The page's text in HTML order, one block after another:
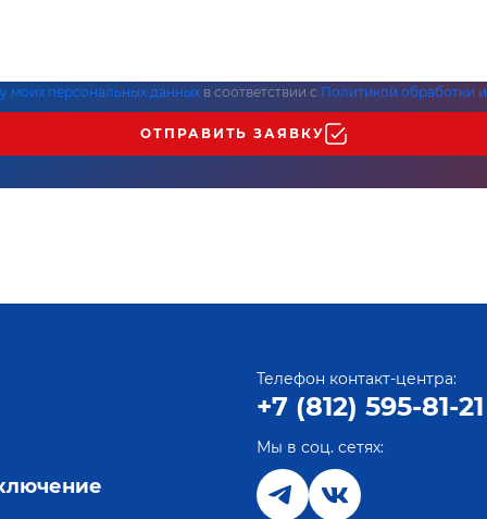
моих персональных данных в соответствии с Политикой обработки
ОТПРАВИТЬ ЗАЯВКУ
Телефон контакт-центра:
+7 (812) 595-81-21
Мы в соц. сетях: